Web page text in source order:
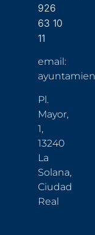
926
63 10
11
email:
Pl.
Mayor,
1,
13240
La
Solana,
Ciudad
Real